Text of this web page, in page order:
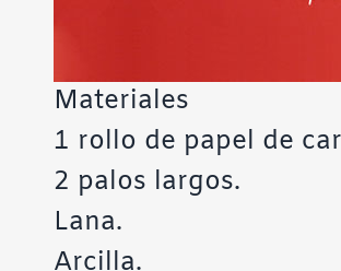
Materiales
1 rollo de papel de
2 palos largos.
Lana.
Arcilla.